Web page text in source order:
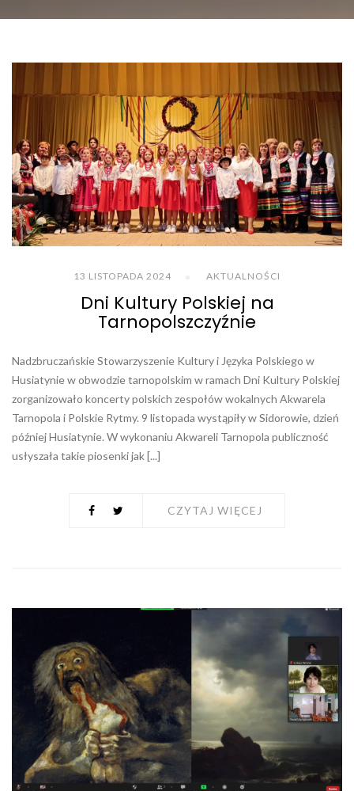
13 LISTOPADA 2024 AKTUALNOŚCI
Dni Kultury Polskiej na
Tarnopolszczyźnie
Nadzbruczańskie Stowarzyszenie Kultury i Języka Polskiego w
Husiatynie w obwodzie tarnopolskim w ramach Dni Kultury Polskiej
zorganizowało koncerty polskich zespołów wokalnych Akwarela
Tarnopola i Polskie Rytmy. 9 listopada wystąpiły w Sidorowie, dzień
później Husiatynie. W wykonaniu Akwareli Tarnopola publiczność
usłyszała takie piosenki jak [...]
CZYTAJ WIĘCEJ